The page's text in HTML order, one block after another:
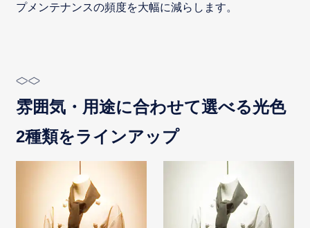
プメンテナンスの頻度を大幅に減らします。
雰囲気・用途に合わせて選べる光色
2種類をラインアップ